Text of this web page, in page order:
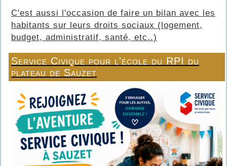
C'est aussi l'occasion de faire un bilan avec les
habitants sur leurs droits sociaux (logement,
budget, administratif, santé, etc..)
Service Civique pour l'école du RPI du
plateau de Sauzet